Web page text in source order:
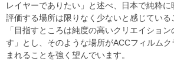
レイヤーでありたい」と述べ、日本で純粋
評価する場所は限りなく少ないと感じている
「目指すところは純度の高いクリエイショ
す」とし、そのような場所がACCフィルム
まれることを強く望んでいます。